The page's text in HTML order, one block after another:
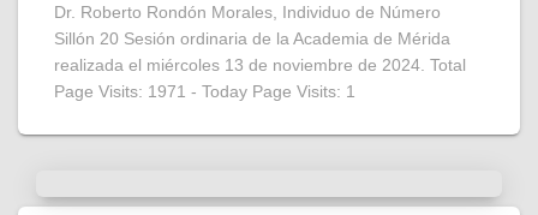
Dr. Roberto Rondón Morales, Individuo de Número
Sillón 20 Sesión ordinaria de la Academia de Mérida
realizada el miércoles 13 de noviembre de 2024. Total
Page Visits: 1971 - Today Page Visits: 1